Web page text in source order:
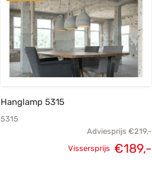
Hanglamp 5315
5315
Adviesprijs €219,-
Vissersprijs €189,-